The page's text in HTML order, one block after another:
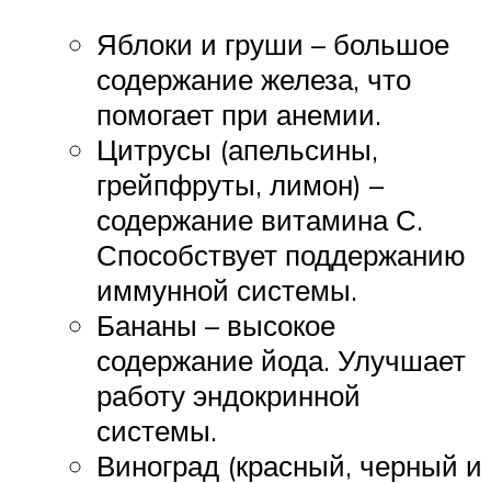
Яблоки и груши – большое
содержание железа, что
помогает при анемии.
Цитрусы (апельсины,
грейпфруты, лимон) –
содержание витамина С.
Способствует поддержанию
иммунной системы.
Бананы – высокое
содержание йода. Улучшает
работу эндокринной
системы.
Виноград (красный, черный и